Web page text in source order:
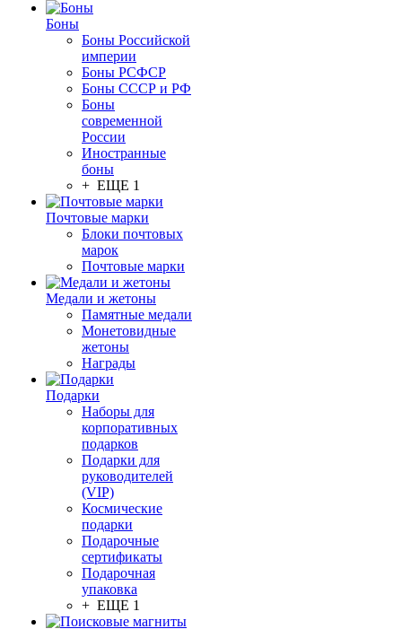
Боны
Боны Российской
империи
Боны РСФСР
Боны СССР и РФ
Боны
современной
России
Иностранные
боны
+ ЕЩЕ 1
Почтовые марки
Блоки почтовых
марок
Почтовые марки
Медали и жетоны
Памятные медали
Монетовидные
жетоны
Награды
Подарки
Наборы для
корпоративных
подарков
Подарки для
руководителей
(VIP)
Космические
подарки
Подарочные
сертификаты
Подарочная
упаковка
+ ЕЩЕ 1